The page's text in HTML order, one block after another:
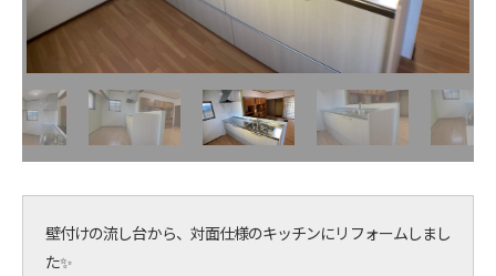
壁付けの流し台から、対面仕様のキッチンにリフォームしまし
た✨